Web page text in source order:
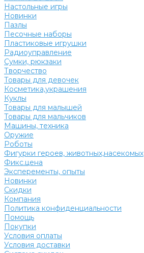
Настольные игры
Новинки
Пазлы
Песочные наборы
Пластиковые игрушки
Радиоуправление
Сумки, рюкзаки
Творчество
Товары для девочек
Косметика,украшения
Куклы
Товары для малышей
Товары для мальчиков
Машины, техника
Оружие
Роботы
Фигурки героев, животных,насекомых
Фикс.цена
Эксперементы, опыты
Новинки
Скидки
Компания
Политика конфиденциальности
Помощь
Покупки
Условия оплаты
Условия доставки